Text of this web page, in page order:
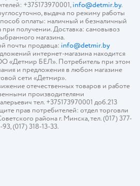
+375173970001,info@detmir.by.
выдача по режиму работы
оплаты: наличный и безналичный
при получении. Доставка: самовывоз
магазина.
почты продавца: info@detmir.by
интернет-магазина находится
«Детмир БЕЛ». Потребитель при этом
и предложения в любом магазине
сети «Детмир».
отечественных товаров и работе
производителями
тел. +375173970001 доб.213
прав потребителей: отдел торговли
района г. Минска, тел. (017) 377-
93, (017) 318-13-33.